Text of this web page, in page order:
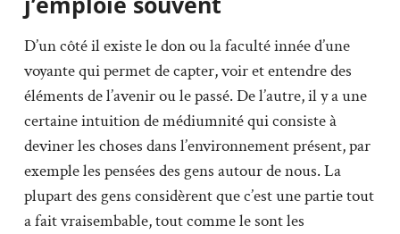
D’un côté il existe le don ou la faculté innée d’une
voyante qui permet de capter, voir et entendre des
éléments de l’avenir ou le passé. De l’autre, il y a une
certaine intuition de médiumnité qui consiste à
deviner les choses dans l’environnement présent, par
exemple les pensées des gens autour de nous. La
plupart des gens considèrent que c’est une partie tout
a fait vraisembable, tout comme le sont les